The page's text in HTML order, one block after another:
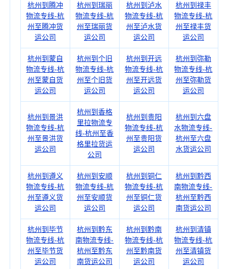
杭州到腾冲
物流专线-杭
州至腾冲货
运公司
杭州到瑞丽
物流专线-杭
州至瑞丽货
运公司
杭州到泸水
物流专线-杭
州至泸水货
运公司
杭州到禄丰
物流专线-杭
州至禄丰货
运公司
杭州到蒙自
物流专线-杭
州至蒙自货
运公司
杭州到个旧
物流专线-杭
州至个旧货
运公司
杭州到开远
物流专线-杭
州至开远货
运公司
杭州到弥勒
物流专线-杭
州至弥勒货
运公司
杭州到景洪
物流专线-杭
州至景洪货
运公司
杭州到香格
里拉物流专
线-杭州至香
格里拉货运
公司
杭州到贵阳
物流专线-杭
州至贵阳货
运公司
杭州到六盘
水物流专线-
杭州至六盘
水货运公司
杭州到遵义
物流专线-杭
州至遵义货
运公司
杭州到安顺
物流专线-杭
州至安顺货
运公司
杭州到铜仁
物流专线-杭
州至铜仁货
运公司
杭州到黔西
南物流专线-
杭州至黔西
南货运公司
杭州到毕节
物流专线-杭
州至毕节货
运公司
杭州到黔东
南物流专线-
杭州至黔东
南货运公司
杭州到黔南
物流专线-杭
州至黔南货
运公司
杭州到清镇
物流专线-杭
州至清镇货
运公司